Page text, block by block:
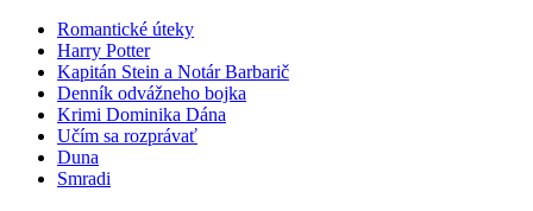
Romantické úteky
Harry Potter
Kapitán Stein a Notár Barbarič
Denník odvážneho bojka
Krimi Dominika Dána
Učím sa rozprávať
Duna
Smradi